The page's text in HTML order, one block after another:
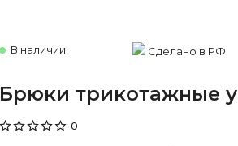
В наличии Сделано в РФ
Брюки трикотажные
0